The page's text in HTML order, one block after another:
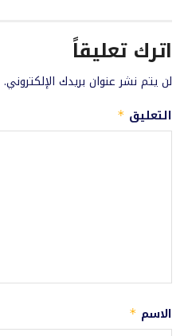
اترك تعليقاً
لن يتم نشر عنوان بريدك الإلكتروني.
التعليق *
الاسم *